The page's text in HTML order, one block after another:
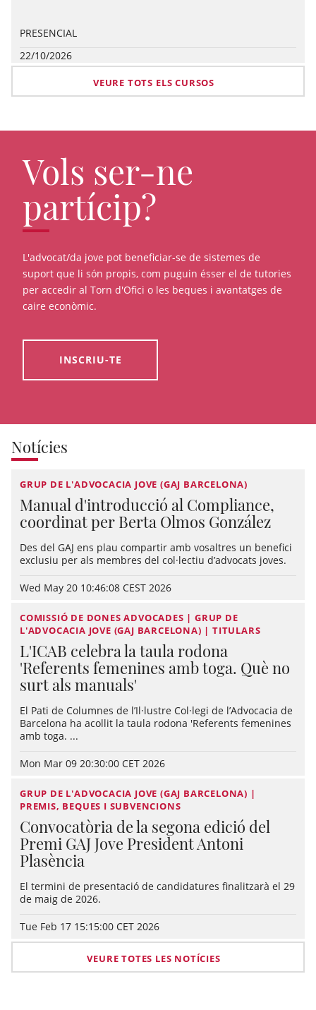
PRESENCIAL
22/10/2026
VEURE TOTS ELS CURSOS
Vols ser-ne
partícip?
L'advocat/da jove pot beneficiar-se de sistemes de
suport que li són propis, com puguin ésser el de tutories
per accedir al Torn d'Ofici o les beques i avantatges de
caire econòmic.
INSCRIU-TE
Notícies
GRUP DE L'ADVOCACIA JOVE (GAJ BARCELONA)
Manual d'introducció al Compliance,
coordinat per Berta Olmos González
Des del GAJ ens plau compartir amb vosaltres un benefici
exclusiu per als membres del col·lectiu d’advocats joves.
Wed May 20 10:46:08 CEST 2026
COMISSIÓ DE DONES ADVOCADES | GRUP DE
L'ADVOCACIA JOVE (GAJ BARCELONA) | TITULARS
L'ICAB celebra la taula rodona
'Referents femenines amb toga. Què no
surt als manuals'
El Pati de Columnes de l’Il·lustre Col·legi de l’Advocacia de
Barcelona ha acollit la taula rodona 'Referents femenines
amb toga. ...
Mon Mar 09 20:30:00 CET 2026
GRUP DE L'ADVOCACIA JOVE (GAJ BARCELONA) |
PREMIS, BEQUES I SUBVENCIONS
Convocatòria de la segona edició del
Premi GAJ Jove President Antoni
Plasència
El termini de presentació de candidatures finalitzarà el 29
de maig de 2026.
Tue Feb 17 15:15:00 CET 2026
VEURE TOTES LES NOTÍCIES